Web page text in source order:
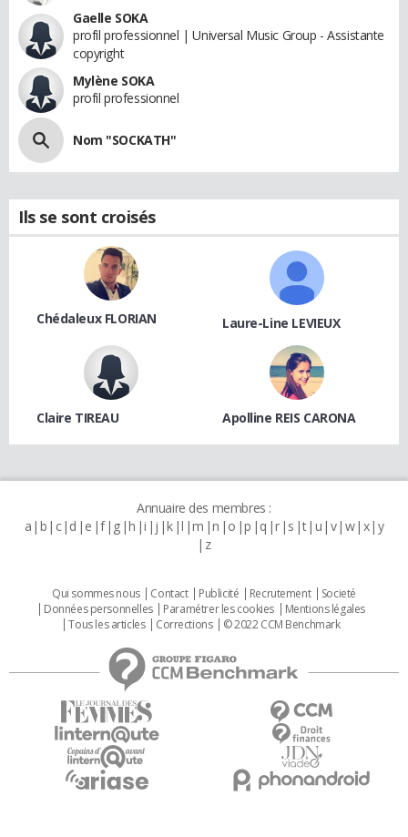
Gaelle SOKA
profil professionnel | Universal Music Group - Assistante
copyright
Mylène SOKA
profil professionnel
Nom "SOCKATH"
Ils se sont croisés
Chédaleux FLORIAN Laure-Line LEVIEUX
Claire TIREAU Apolline REIS CARONA
Annuaire des membres :
a b c d e f g h i j k l m n o p q r s t u v w x y
z
Qui sommes nous Contact Publicité Recrutement
Societé
Données personnelles
Paramétrer les cookies
Mentions légales
Tous les articles
Corrections © 2022 CCM Benchmark